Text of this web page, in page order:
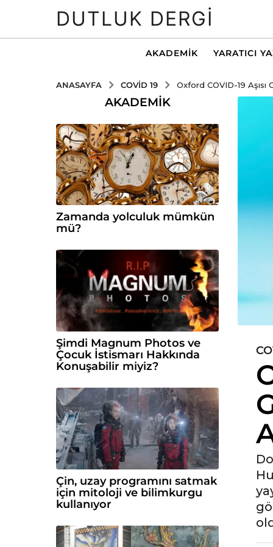
DUTLUK DERGI
AKADEMIK YARATICI
ANASAYFA COVID 19 Oxford COVID-19 Aşısı
6
y
ı
ö
c
e
6
y
ı
l
ö
AKADEMIK
Zamanda yolculuk mümkün
mü?
Şimdi Magnum Photos ve
Çocuk İstismarı Hakkında
Konuşabilir miyiz?
Çin, uzay programını satmak
için mitoloji ve bilimkurgu
kullanıyor